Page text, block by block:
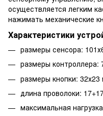
осуществляется легким
нажимать механические
Характеристики
размеры сенсора:
размеры контроллера:
размеры кнопки:
длина проволоки:
максимальная